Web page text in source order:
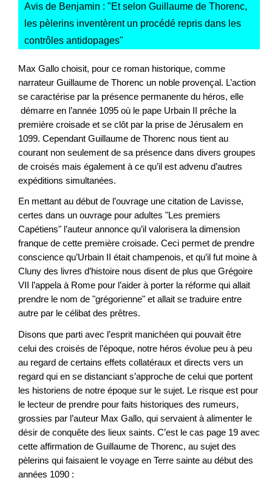
Avis de Benjamin : "Et selon Guillaume de Thorenc,
les pèlerins inventèrent un procédé repris dans les
contrôles antidopages"
Max Gallo choisit, pour ce roman historique, comme
narrateur Guillaume de Thorenc un noble provençal. L’action
se caractérise par la présence permanente du héros, elle
démarre en l’année 1095 où le pape Urbain II prêche la
première croisade et se clôt par la prise de Jérusalem en
1099. Cependant Guillaume de Thorenc nous tient au
courant non seulement de sa présence dans divers groupes
de croisés mais également à ce qu’il est advenu d’autres
expéditions simultanées.
En mettant au début de l’ouvrage une citation de Lavisse,
certes dans un ouvrage pour adultes "Les premiers
Capétiens" l’auteur annonce qu’il valorisera la dimension
franque de cette première croisade. Ceci permet de prendre
conscience qu’Urbain II était champenois, et qu’il fut moine à
Cluny des livres d’histoire nous disent de plus que Grégoire
VII l’appela à Rome pour l’aider à porter la réforme qui allait
prendre le nom de "grégorienne" et allait se traduire entre
autre par le célibat des prêtres.
Disons que parti avec l’esprit manichéen qui pouvait être
celui des croisés de l’époque, notre héros évolue peu à peu
au regard de certains effets collatéraux et directs vers un
regard qui en se distanciant s’approche de celui que portent
les historiens de notre époque sur le sujet. Le risque est pour
le lecteur de prendre pour faits historiques des rumeurs,
grossies par l’auteur Max Gallo, qui servaient à alimenter le
désir de conquête des lieux saints. C’est le cas page 19 avec
cette affirmation de Guillaume de Thorenc, au sujet des
pèlerins qui faisaient le voyage en Terre sainte au début des
années 1090 :